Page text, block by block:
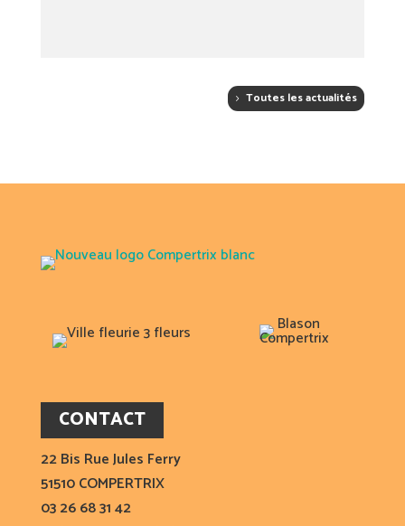
Toutes les actualités
CONTACT
22 Bis Rue Jules Ferry
51510 COMPERTRIX
03 26 68 31 42